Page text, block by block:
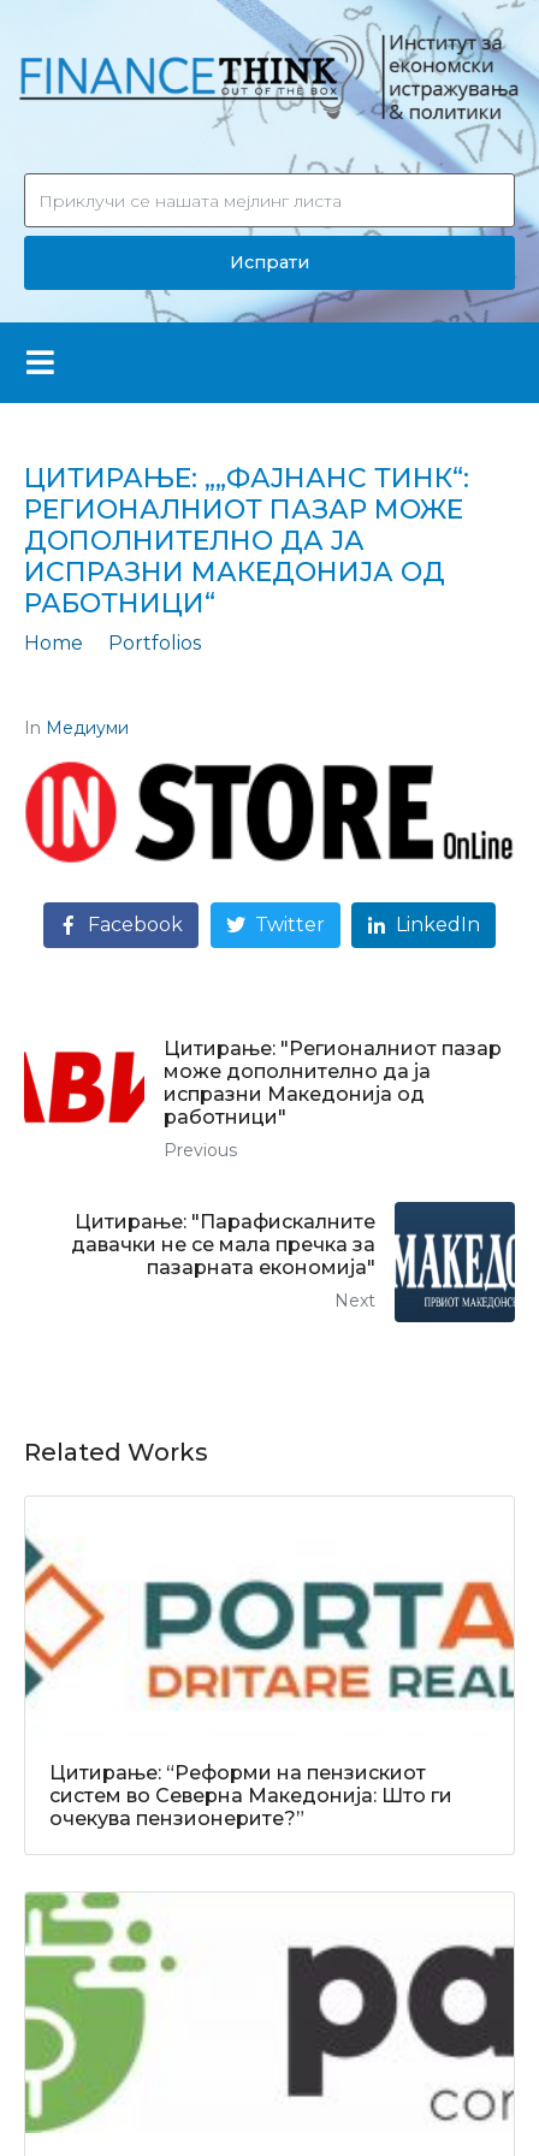
Испрати
ЦИТИРАЊЕ: „„ФАЈНАНС ТИНК“:
РЕГИОНАЛНИОТ ПАЗАР МОЖЕ
ДОПОЛНИТЕЛНО ДА ЈА
ИСПРАЗНИ МАКЕДОНИЈА ОД
РАБОТНИЦИ“
Home
Portfolios
In Медиуми
Facebook Twitter LinkedIn
Цитирање: "Регионалниот пазар
може дополнително да ја
испразни Македонија од
работници"
Previous
Цитирање: "Парафискалните
давачки не се мала пречка за
пазарната економија"
Next
Related Works
Цитирање: “Реформи на пензискиот
систем во Северна Македонија: Што ги
очекува пензионерите?”